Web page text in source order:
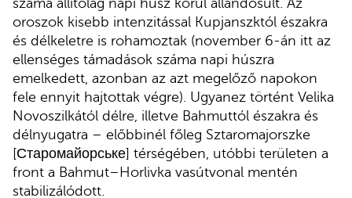
száma állítólag napi húsz körül állandósult. Az
oroszok kisebb intenzitással Kupjanszktól északra
és délkeletre is rohamoztak (november 6-án itt az
ellenséges támadások száma napi húszra
emelkedett, azonban az azt megelőző napokon
fele ennyit hajtottak végre). Ugyanez történt Velika
Novoszilkától délre, illetve Bahmuttól északra és
délnyugatra – előbbinél főleg Sztaromajorszke
[Старомайорське] térségében, utóbbi területen a
front a Bahmut–Horlivka vasútvonal mentén
stabilizálódott.